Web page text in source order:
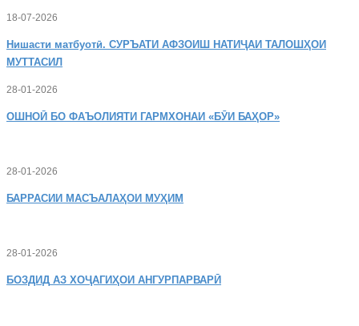
18-07-2026
Нишасти матбуотӣ. СУРЪАТИ АФЗОИШ НАТИҶАИ ТАЛОШҲОИ
МУТТАСИЛ
28-01-2026
ОШНОӢ БО ФАЪОЛИЯТИ ГАРМХОНАИ «БӮИ БАҲОР»
28-01-2026
БАРРАСИИ МАСЪАЛАҲОИ МУҲИМ
28-01-2026
БОЗДИД АЗ ХОҶАГИҲОИ АНГУРПАРВАРӢ